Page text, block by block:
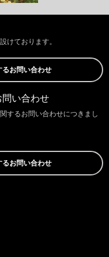
けております。
るお問い合わせ
い合わせ
するお問い合わせにつきまし
るお問い合わせ